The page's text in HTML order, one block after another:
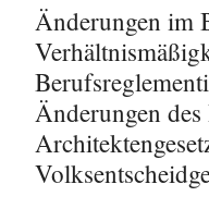
Änderungen im
Änderungen